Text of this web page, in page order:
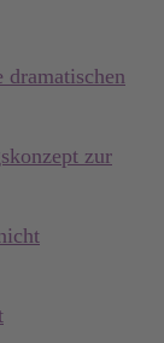
zur